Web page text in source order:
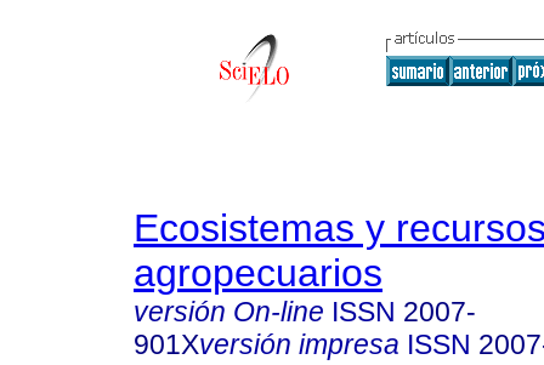
Ecosistemas y
agropecuarios
versión On-line ISSN 2007-
901Xversión impresa ISSN